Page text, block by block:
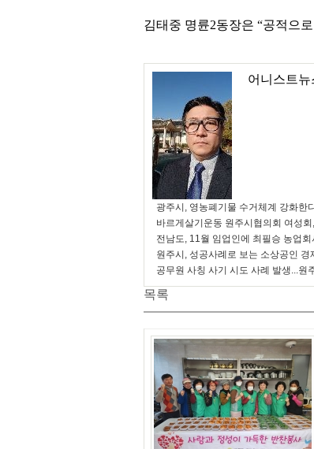
김태중 명륜2동장은 “공적으
어니스트
광주시, 영농폐기물 수거체계 강화한
바르게살기운동 원주시협의회 여성
전남도, 11월 임업인에 최필승 농업
원주시, 성공사례로 보는 소상공인 경
공무원 사칭 사기 시도 사례 발생...원
목록